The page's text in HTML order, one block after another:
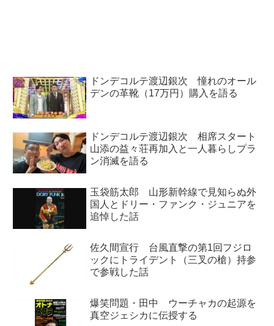
ドンデコルテ渡辺銀次 憧れのオール
デンの革靴（17万円）購入を語る
ドンデコルテ渡辺銀次 相席スタート
山添の益々荘再加入と一人暮らしプラ
ン消滅を語る
玉袋筋太郎 山形新幹線で見知らぬ外
国人とドリー・ファンク・ジュニアを
追悼した話
佐久間宣行 台風直撃の第1回フジロ
ックにトライデント（三叉の槍）持参
で参戦した話
爆笑問題・田中 ウーチャカの起源を
真空ジェシカに伝授する